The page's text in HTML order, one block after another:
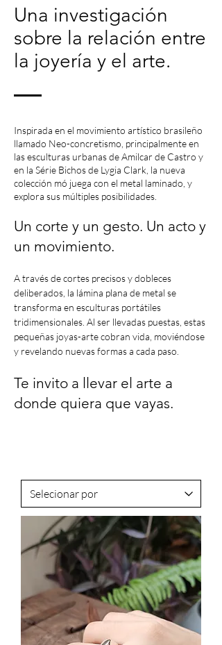
Una investigación
sobre la relación entre
la joyería y el arte.
Inspirada en el movimiento artístico brasileño
llamado Neo-concretismo, principalmente en
las esculturas urbanas de Amilcar de Castro y
en la Série Bichos de Lygia Clark, la nueva
colección mó juega con el metal laminado, y
explora sus múltiples posibilidades.
Un corte y un gesto. Un acto y
un movimiento.
A través de cortes precisos y dobleces
deliberados, la lámina plana de metal se
transforma en esculturas portátiles
tridimensionales. Al ser llevadas puestas, estas
pequeñas joyas-arte cobran vida, moviéndose
y revelando nuevas formas a cada paso.
Te invito a llevar el arte a
donde quiera que vayas.